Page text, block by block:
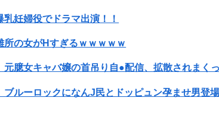
乳妊婦役でドラマ出演！！
所の女がHすぎるｗｗｗｗｗ
元臆女キャバ嬢の首吊り自●配信、拡散されまく
ブルーロックになんJ民とドッピュン孕ませ男登